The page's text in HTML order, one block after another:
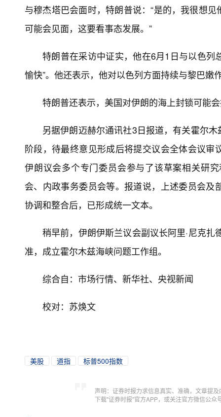
与穆杰塔巴会面时，特朗普说：“是的，我很想
可能会见面，这要看事态发展。”
特朗普在采访中证实，他在6月1日与以色列
愉快”。他还表示，他对以色列方面持续与黎巴嫩
特朗普还表示，美国对伊朗的海上封锁可能
另据伊朗迈赫尔通讯社3日报道，有关霍尔
阶段，待最终意见形成后将提交议会全体会议
伊朗议会多个专门委员会参与了该草案相关研
会、内政事务委员会等。报道说，上述委员会
协调和整合后，已形成统一文本。
稍早前，伊朗伊斯兰议会副议长阿里·尼克
准，成立霍尔木兹海峡问题工作组。
综合自：市场行情、新华社、央视新闻
校对：苏焕文
美股 道指 标普500指数
声明：证券时报力求信息真实、准确，文章提
下载"证券时报"官方APP，或关注官方微信公